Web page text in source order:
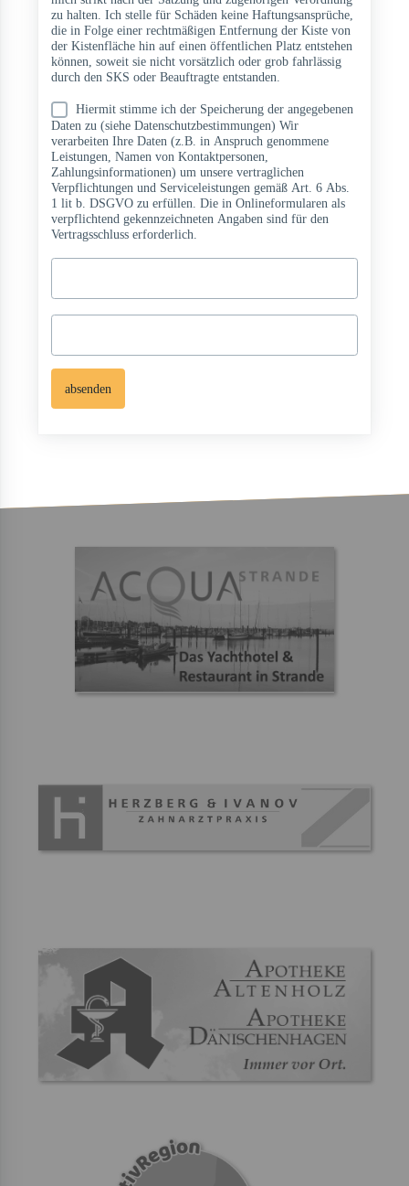
zu halten. Ich stelle für Schäden keine Haftungsansprüche,
die in Folge einer rechtmäßigen Entfernung der Kiste von
der Kistenfläche hin auf einen öffentlichen Platz entstehen
können, soweit sie nicht vorsätzlich oder grob fahrlässig
durch den SKS oder Beauftragte entstanden.
Daten zu (siehe Datenschutzbestimmungen) Wir
verarbeiten Ihre Daten (z.B. in Anspruch genommene
Leistungen, Namen von Kontaktpersonen,
Zahlungsinformationen) um unsere vertraglichen
Verpflichtungen und Serviceleistungen gemäß Art. 6 Abs.
1 lit b. DSGVO zu erfüllen. Die in Onlineformularen als
verpflichtend gekennzeichneten Angaben sind für den
Vertragsschluss erforderlich.
absenden